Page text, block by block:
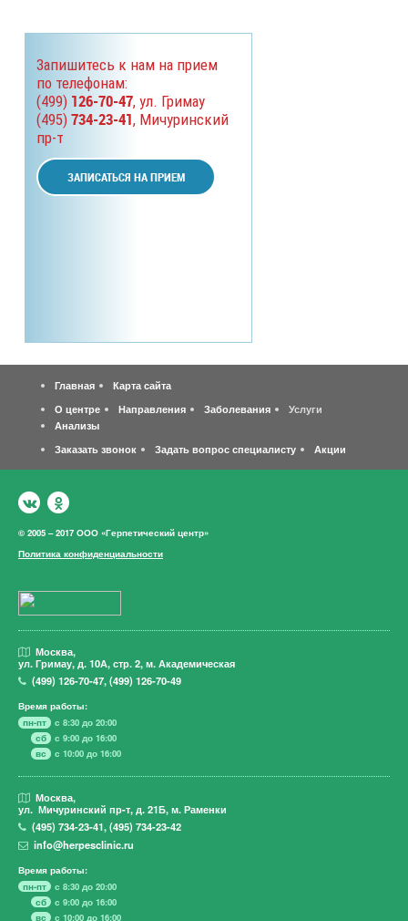
Запишитесь к нам на прием
по телефонам:
(499) 126-70-47, ул. Гримау
(495) 734-23-41, Мичуринский
пр-т
ЗАПИСАТЬСЯ НА ПРИЕМ
Главная
Карта сайта
О центре
Направления Заболевания
Услуги
Анализы
Заказать звонок
Задать вопрос специалисту Акции
© 2005 – 2017 ООО «Герпетический центр»
Политика конфиденциальности
Москва,
ул. Гримау, д. 10А, стр. 2, м. Академическая
(499)126-70-47,(499)126-70-49
Время работы:
пн-пт
с 8:30 до 20:00
сб
с 9:00 до 16:00
вс
с 10:00 до 16:00
Москва,
ул. Мичуринский пр-т, д. 21Б, м. Раменки
(495)734-23-41,(495)734-23-42
info@herpesclinic.ru
Время работы:
пн-пт
с 8:30 до 20:00
сб
с 9:00 до 16:00
вс
с 10:00 до 16:00